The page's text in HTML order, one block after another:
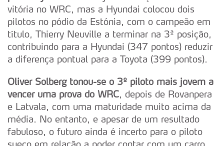
vitória no WRC, mas a Hyundai colocou dois
pilotos no pódio da Estónia, com o campeão em
título, Thierry Neuville a terminar na 3ª posição,
contribuindo para a Hyundai (347 pontos) reduzir
a diferença pontual para a Toyota (399 pontos).
Oliver Solberg tonou-se o 3º piloto mais jovem a
vencer uma prova do WRC, depois de Rovanpera
e Latvala, com uma maturidade muito acima da
média. No entanto, e apesar de um resultado
fabuloso, o futuro ainda é incerto para o piloto